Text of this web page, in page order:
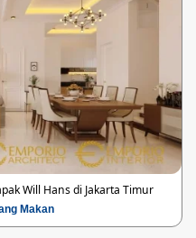
Will Hans di Jakarta Timur
Makan